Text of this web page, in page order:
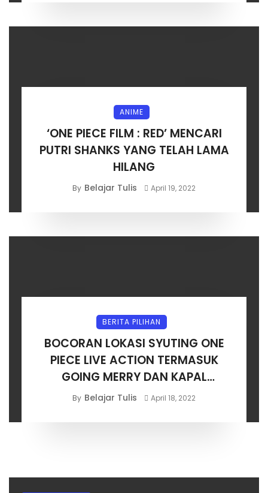
ANIME
‘ONE PIECE FILM : RED’ MENCARI
PUTRI SHANKS YANG TELAH LAMA
HILANG
By Belajar Tulis April 19, 2022
BERITA PILIHAN
BOCORAN LOKASI SYUTING ONE
PIECE LIVE ACTION TERMASUK
GOING MERRY DAN KAPAL
SHANKS!
By Belajar Tulis April 18, 2022